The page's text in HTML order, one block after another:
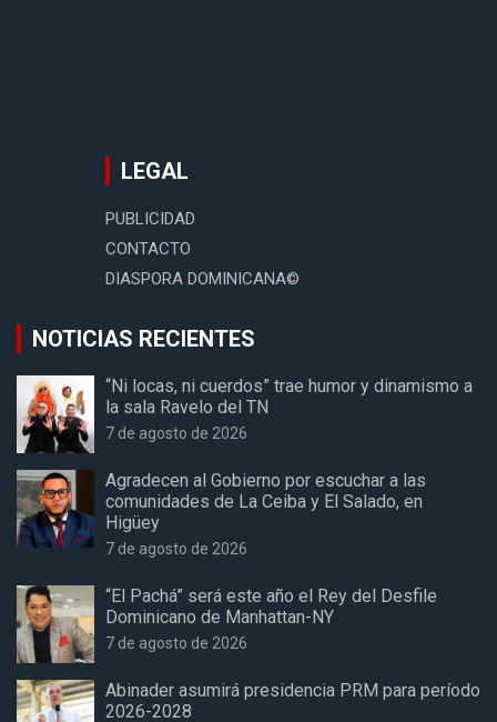
LEGAL
PUBLICIDAD
CONTACTO
DIASPORA DOMINICANA©
NOTICIAS RECIENTES
“Ni locas, ni cuerdos” trae humor y dinamismo a
la sala Ravelo del TN
7 de agosto de 2026
Agradecen al Gobierno por escuchar a las
comunidades de La Ceiba y El Salado, en
Higüey
7 de agosto de 2026
“El Pachá” será este año el Rey del Desfile
Dominicano de Manhattan-NY
7 de agosto de 2026
Abinader asumirá presidencia PRM para período
2026-2028